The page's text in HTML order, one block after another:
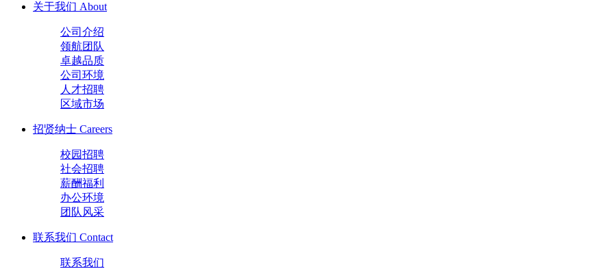
关于我们 About
公司介绍
领航团队
卓越品质
公司环境
人才招聘
区域市场
招贤纳士 Careers
校园招聘
社会招聘
薪酬福利
办公环境
团队风采
联系我们 Contact
联系我们